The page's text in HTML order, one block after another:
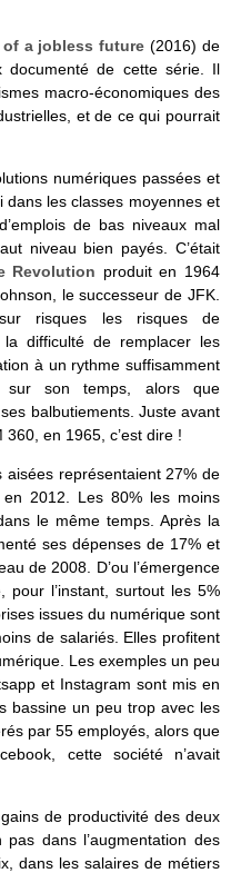
a jobless future (2016) de
documenté de cette série. Il
macro-économiques des
et de ce qui pourrait
numériques passées et
dans les classes moyennes et
de bas niveaux mal
niveau bien payés. C’était
Revolution produit en 1964
le successeur de JFK.
risques les risques de
la difficulté de remplacer les
à un rythme suffisamment
son temps, alors que
ses balbutiements. Juste avant
en 1965, c’est dire !
aisées représentaient 27% de
2012. Les 80% les moins
le même temps. Après la
ses dépenses de 17% et
de 2008. D’ou l’émergence
pour l’instant, surtout les 5%
issues du numérique sont
de salariés. Elles profitent
Les exemples un peu
et Instagram sont mis en
bassine un peu trop avec les
par 55 employés, alors que
cette société n’avait
de productivité des deux
dans l’augmentation des
dans les salaires de métiers